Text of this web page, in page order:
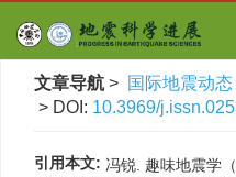
文章导航 > 国际地震动态
> DOI: 10.3969/
引用本文: 冯锐. 趣味地震学